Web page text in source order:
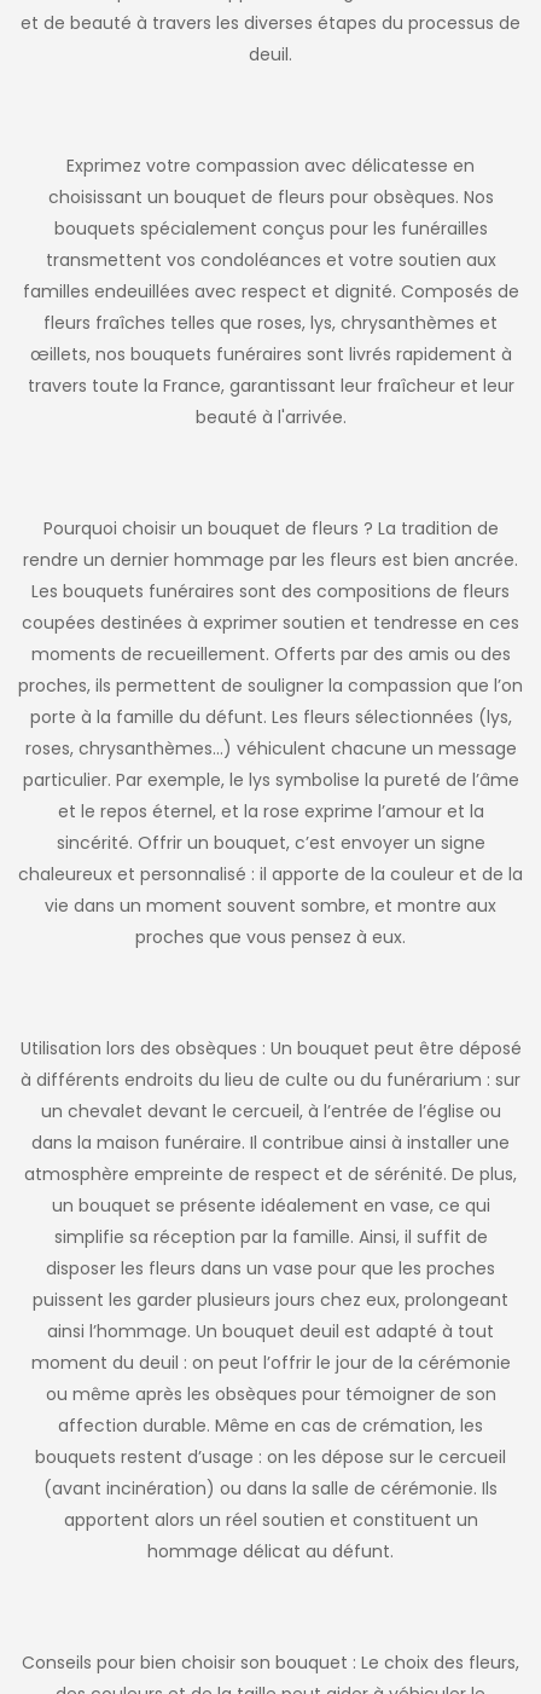
et de beauté à travers les diverses étapes du processus de
deuil.
Exprimez votre compassion avec délicatesse en
choisissant un bouquet de fleurs pour obsèques. Nos
bouquets spécialement conçus pour les funérailles
transmettent vos condoléances et votre soutien aux
familles endeuillées avec respect et dignité. Composés de
fleurs fraîches telles que roses, lys, chrysanthèmes et
œillets, nos bouquets funéraires sont livrés rapidement à
travers toute la France, garantissant leur fraîcheur et leur
beauté à l'arrivée.
Pourquoi choisir un bouquet de fleurs ? La tradition de
rendre un dernier hommage par les fleurs est bien ancrée.
Les bouquets funéraires sont des compositions de fleurs
coupées destinées à exprimer soutien et tendresse en ces
moments de recueillement. Offerts par des amis ou des
proches, ils permettent de souligner la compassion que l’on
porte à la famille du défunt. Les fleurs sélectionnées (lys,
roses, chrysanthèmes…) véhiculent chacune un message
particulier. Par exemple, le lys symbolise la pureté de l’âme
et le repos éternel, et la rose exprime l’amour et la
sincérité. Offrir un bouquet, c’est envoyer un signe
chaleureux et personnalisé : il apporte de la couleur et de la
vie dans un moment souvent sombre, et montre aux
proches que vous pensez à eux.
Utilisation lors des obsèques : Un bouquet peut être déposé
à différents endroits du lieu de culte ou du funérarium : sur
un chevalet devant le cercueil, à l’entrée de l’église ou
dans la maison funéraire. Il contribue ainsi à installer une
atmosphère empreinte de respect et de sérénité. De plus,
un bouquet se présente idéalement en vase, ce qui
simplifie sa réception par la famille. Ainsi, il suffit de
disposer les fleurs dans un vase pour que les proches
puissent les garder plusieurs jours chez eux, prolongeant
ainsi l’hommage. Un bouquet deuil est adapté à tout
moment du deuil : on peut l’offrir le jour de la cérémonie
ou même après les obsèques pour témoigner de son
affection durable. Même en cas de crémation, les
bouquets restent d’usage : on les dépose sur le cercueil
(avant incinération) ou dans la salle de cérémonie. Ils
apportent alors un réel soutien et constituent un
hommage délicat au défunt.
Conseils pour bien choisir son bouquet : Le choix des fleurs,